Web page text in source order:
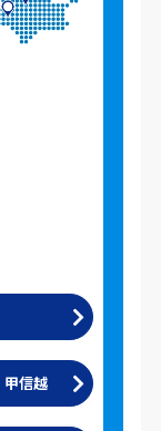
甲信越